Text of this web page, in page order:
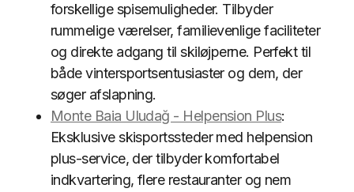
forskellige spisemuligheder. Tilbyder
rummelige værelser, familievenlige faciliteter
og direkte adgang til skiløjperne. Perfekt til
både vintersportsentusiaster og dem, der
søger afslapning.
Monte Baia Uludağ - Helpension Plus:
Eksklusive skisportssteder med helpension
plus-service, der tilbyder komfortabel
indkvartering, flere restauranter og nem